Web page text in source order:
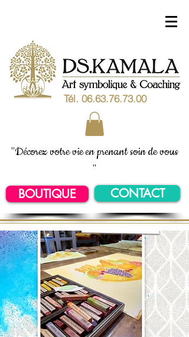
Tél. 06.63.76.73.00
"Décorez votre vie en prenant soin de vous
"
BOUTIQUE CONTACT